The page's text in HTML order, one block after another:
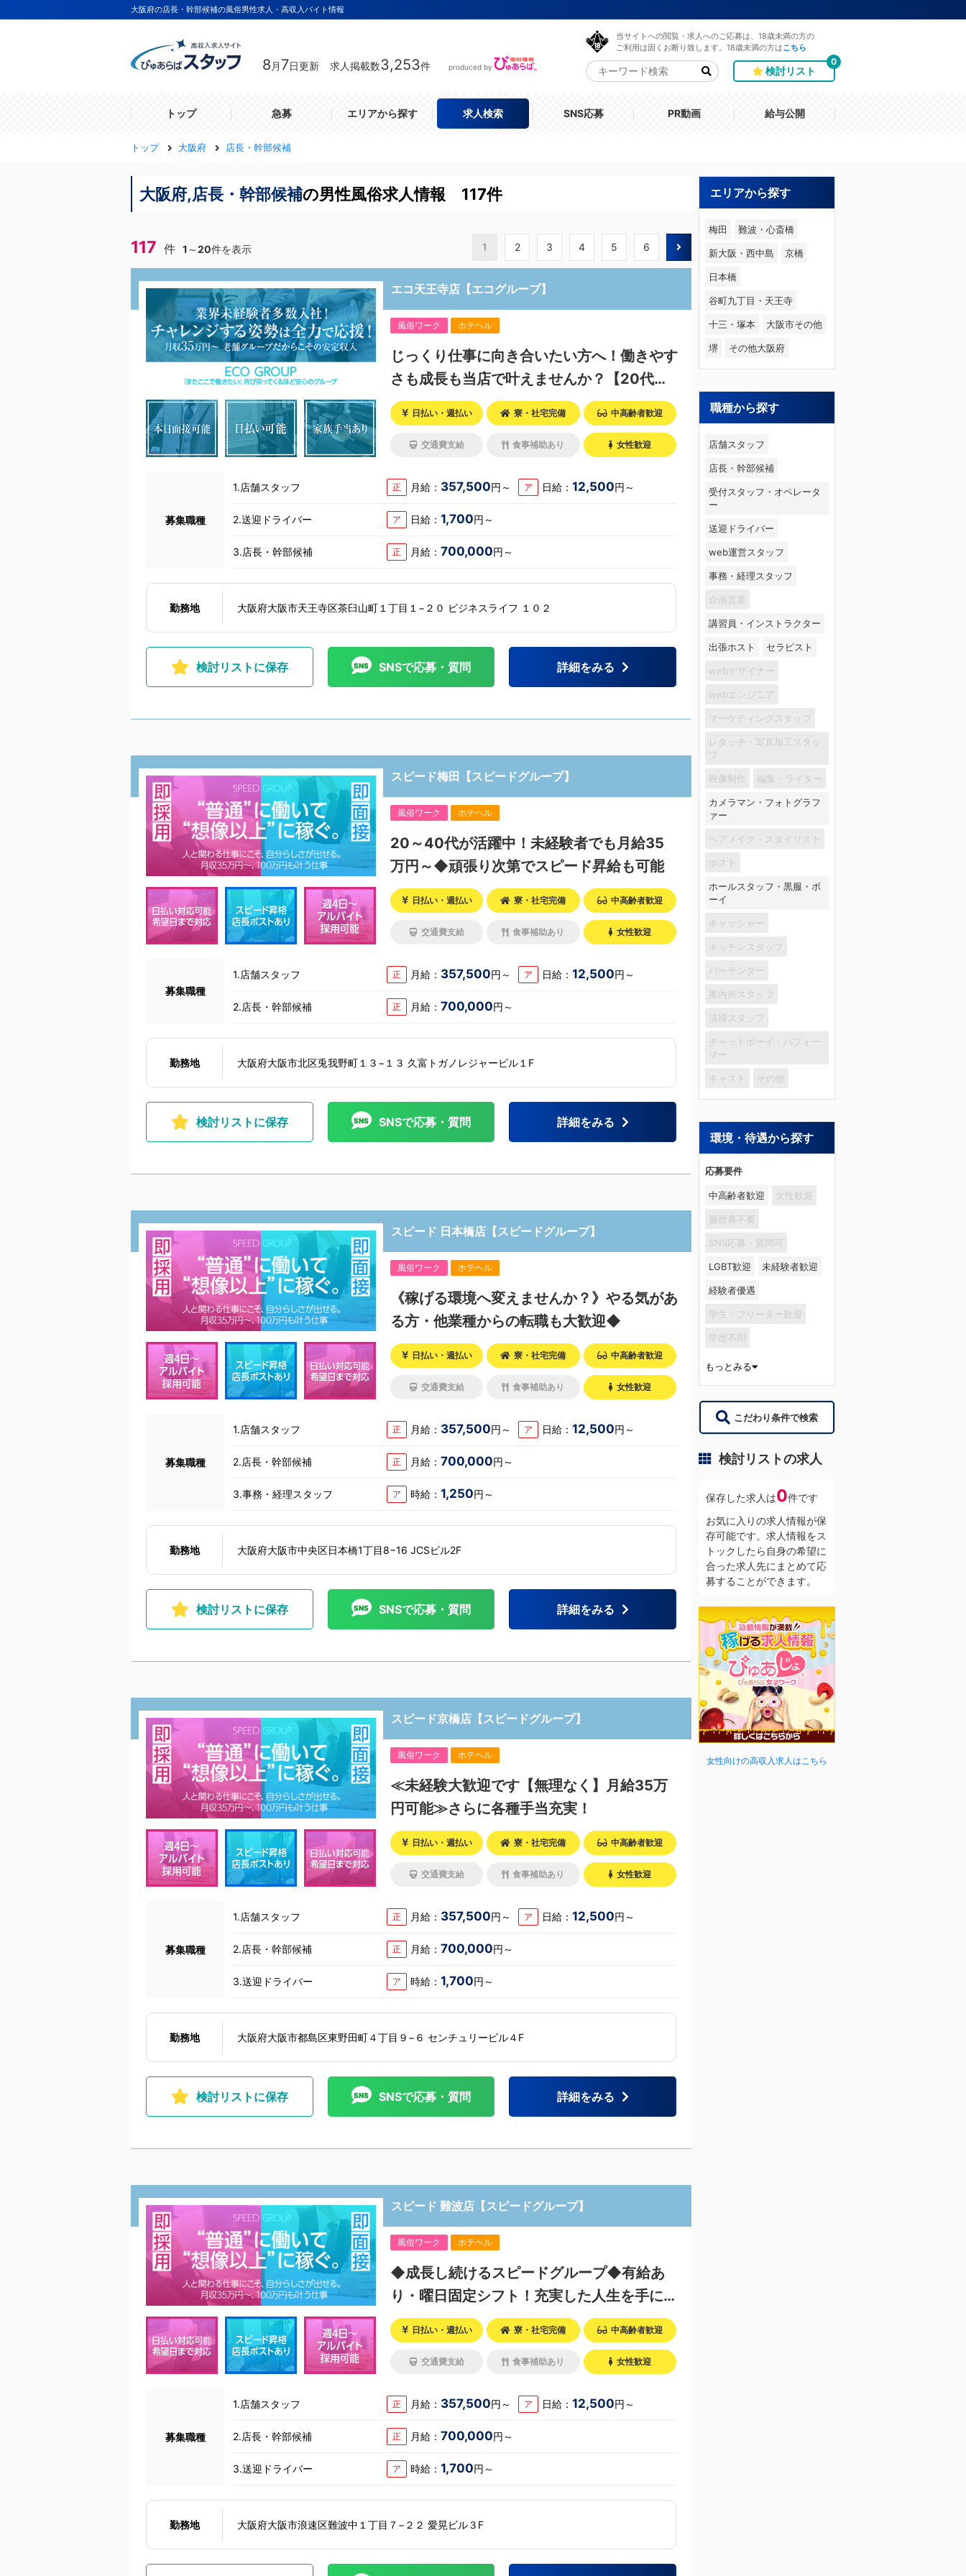
大阪府の店長・幹部候補の風俗男性求人・高収入バイト情報
8 月 7日更新 求人掲載数3,253件 produced by
当サイトへの閲覧・求人へのご応募は、18歳未満の方の
ご利用は固くお断り致します。18歳未満の方は こちら
検討リスト
0
トップ 急募 エリアから探す 求人検索 SNS応募 PR動画 給与公開
トップ 大阪府 店長・幹部候補
大阪府,店長・幹部候補の男性風俗求人情報 117件
117 件 1 ～20件を表示 1 2 3 4 5 6
エコ天王寺店【エコグループ】
風俗ワーク ホテヘル
じっくり仕事に向き合いたい方へ！働きやす
さも成長も当店で叶えませんか？【20代積
極採用中！】
日払い・週払い 寮・社宅完備 中高齢者歓迎
交通費支給 食事補助あり 女性歓迎
募集職種
1.店舗スタッフ 正 月給： 357,500円～ ア 日給：12,500円～
2.送迎ドライバー ア 日給：1,700円～
3.店長・幹部候補 正 月給：700,000円～
勤務地 大阪府大阪市天王寺区茶臼山町１丁目１−２０ ビジネスライフ １０２
検討リストに保存 SNSで応募・質問 詳細をみる
スピード梅田【スピードグループ】
風俗ワーク ホテヘル
20～40代が活躍中！未経験者でも月給35
万円～◆頑張り次第でスピード昇給も可能
日払い・週払い 寮・社宅完備 中高齢者歓迎
交通費支給 食事補助あり 女性歓迎
募集職種
1.店舗スタッフ 正 月給： 357,500円～ ア 日給：12,500円～
2.店長・幹部候補 正 月給：700,000円～
勤務地 大阪府大阪市北区兎我野町１３−１３ 久富トガノレジャービル１F
検討リストに保存 SNSで応募・質問 詳細をみる
スピード 日本橋店【スピードグループ】
風俗ワーク ホテヘル
《稼げる環境へ変えませんか？》やる気があ
る方・他業種からの転職も大歓迎◆
日払い・週払い 寮・社宅完備 中高齢者歓迎
交通費支給 食事補助あり 女性歓迎
募集職種
1.店舗スタッフ 正 月給： 357,500円～ ア 日給：12,500円～
2.店長・幹部候補 正 月給：700,000円～
3.事務・経理スタッフ ア 時給：1,250円～
勤務地 大阪府大阪市中央区日本橋1丁目8−16 JCSビル2F
検討リストに保存 SNSで応募・質問 詳細をみる
スピード京橋店【スピードグループ】
風俗ワーク ホテヘル
≪未経験大歓迎です【無理なく】月給35万
円可能≫さらに各種手当充実！
日払い・週払い 寮・社宅完備 中高齢者歓迎
交通費支給 食事補助あり 女性歓迎
募集職種
1.店舗スタッフ 正 月給： 357,500円～ ア 日給：12,500円～
2.店長・幹部候補 正 月給：700,000円～
3.送迎ドライバー ア 時給：1,700円～
勤務地 大阪府大阪市都島区東野田町４丁目９−６ センチュリービル４F
検討リストに保存 SNSで応募・質問 詳細をみる
スピード 難波店【スピードグループ】
風俗ワーク ホテヘル
◆成長し続けるスピードグループ◆有給あ
り・曜日固定シフト！充実した人生を手に入
れませんか？
日払い・週払い 寮・社宅完備 中高齢者歓迎
交通費支給 食事補助あり 女性歓迎
募集職種
1.店舗スタッフ 正 月給： 357,500円～ ア 日給：12,500円～
2.店長・幹部候補 正 月給：700,000円～
3.送迎ドライバー ア 時給：1,700円～
勤務地 大阪府大阪市浪速区難波中１丁目７−２２ 愛晃ビル３F
エリアから探す
梅田 難波・心斎橋
新大阪・西中島 京橋
日本橋
谷町九丁目・天王寺
十三・塚本 大阪市その他
堺 その他大阪府
職種から探す
店舗スタッフ
店長・幹部候補
受付スタッフ・オペレータ
ー
送迎ドライバー
web運営スタッフ
事務・経理スタッフ
企画営業
講習員・インストラクター
出張ホスト セラピスト
webデザイナー
webエンジニア
マーケティングスタッフ
レタッチ・写真加工スタッ
フ
映像制作 編集・ライター
カメラマン・フォトグラフ
ァー
ヘアメイク・スタイリスト
ホスト
ホールスタッフ・黒服・ボ
ーイ
キャッシャー
キッチンスタッフ
バーテンダー
案内所スタッフ
清掃スタッフ
チャットボーイ・パフォー
マー
キャスト その他
環境・待遇から探す
応募要件
中高齢者歓迎 女性歓迎
履歴書不要
SNS応募・質問可
LGBT歓迎 未経験者歓迎
経験者優遇
学生・フリーター歓迎
学歴不問
もっとみる
こだわり条件で検索
検討リストの求人
保存した求人は0件です
お気に入りの求人情報が保
存可能です。求人情報をス
トックしたら自身の希望に
合った求人先にまとめて応
募することができます。
女性向けの高収入求人はこちら